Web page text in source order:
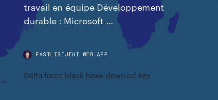
travail en équipe Développement
durable : Microsoft …
FASTLIBIJEHI.WEB.APP
Delta force black hawk down cd key